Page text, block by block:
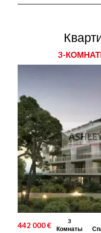
3-
442 000 €
3
Комнаты